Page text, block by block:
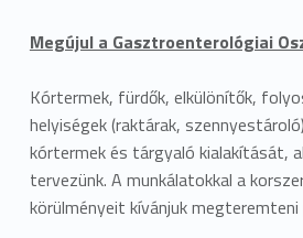
Megújul a Gasztroenterológiai
Kórtermek, fürdők, elkülönítők,
helyiségek (raktárak,
kórtermek és tárgyaló kialakítását,
tervezünk. A munkálatokkal a
körülményeit kívánjuk megteremteni